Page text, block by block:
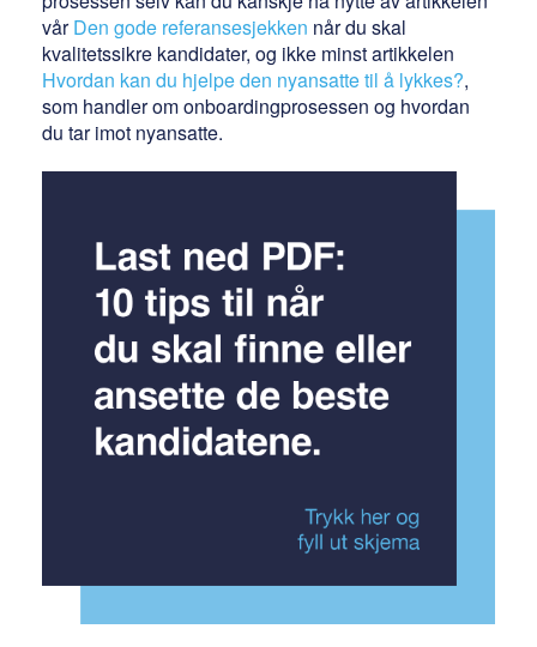
vårDen gode referansesjekken når du skal
kvalitetssikre kandidater, og ikke minst artikkelen
Hvordan kan du hjelpe den nyansatte til å lykkes?,
som handler om onboardingprosessen og hvordan
du tar imot nyansatte.